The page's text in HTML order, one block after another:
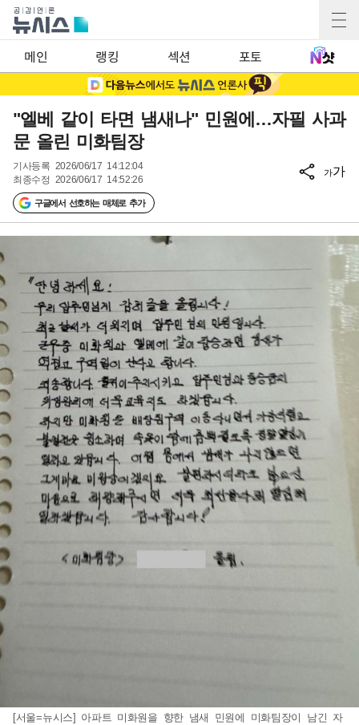
메인 랭킹 섹션 포토
"엘베 같이 타면 냄새나" 민원에…자필 사과
문 올린 미화팀장
기사등록 2026/06/17 14:12:04
최종수정 2026/06/17 14:52:26
구글에서 선호하는 매체로 추가
가가
[서울=뉴시스] 아파트 미화원을 향한 냄새 민원에 미화팀장이 남긴 자